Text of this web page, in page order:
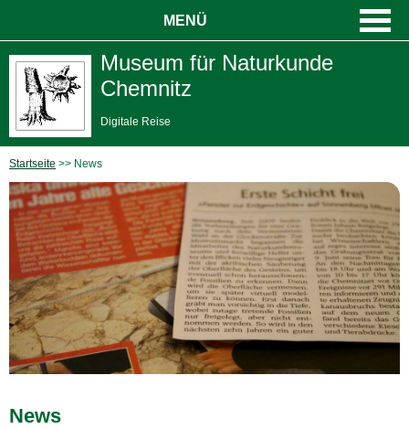
MENÜ
Museum für Naturkunde
Chemnitz
Digitale Reise
Startseite News
News